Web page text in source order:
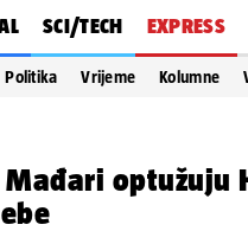
SCI/TECH EXPRESS
Politika Vrijeme Kolumne
optužuju